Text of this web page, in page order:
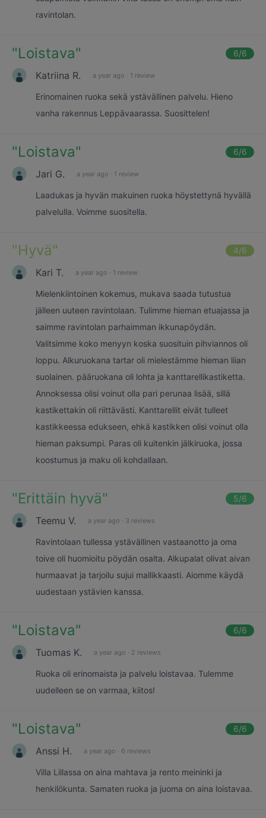
ravintolan.
"Loistava" 6/6
Katriina R. a year ago · 1 review
Erinomainen ruoka sekä ystävällinen palvelu. Hieno
vanha rakennus Leppävaarassa. Suosittelen!
"Loistava" 6/6
Jari G. a year ago · 1 review
Laadukas ja hyvän makuinen ruoka höystettynä hyvällä
palvelulla. Voimme suositella.
"Hyvä" 4/6
Kari T. a year ago · 1 review
Mielenkiintoinen kokemus, mukava saada tutustua
jälleen uuteen ravintolaan. Tulimme hieman etuajassa ja
saimme ravintolan parhaimman ikkunapöydän.
Valitsimme koko menyyn koska suosituin pihviannos oli
loppu. Alkuruokana tartar oli mielestämme hieman liian
suolainen. pääruokana oli lohta ja kanttarellikastiketta.
Annoksessa olisi voinut olla pari perunaa lisää, sillä
kastikettakin oli riittävästi. Kanttarellit eivät tulleet
kastikkeessa edukseen, ehkä kastikken olisi voinut olla
hieman paksumpi. Paras oli kuitenkin jälkiruoka, jossa
koostumus ja maku oli kohdallaan.
"Erittäin hyvä" 5/6
Teemu V. a year ago · 3 reviews
Ravintolaan tullessa ystävällinen vastaanotto ja oma
toive oli huomioitu pöydän osalta. Alkupalat olivat aivan
hurmaavat ja tarjoilu sujui mallikkaasti. Aiomme käydä
uudestaan ystävien kanssa.
"Loistava" 6/6
Tuomas K. a year ago · 2 reviews
Ruoka oli erinomaista ja palvelu loistavaa. Tulemme
uudelleen se on varmaa, kiitos!
"Loistava" 6/6
Anssi H. a year ago · 6 reviews
Villa Lillassa on aina mahtava ja rento meininki ja
henkilökunta. Samaten ruoka ja juoma on aina loistavaa.